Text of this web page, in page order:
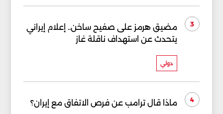
3
مضيق هرمز على صفيح ساخن.. إعلام إيراني
يتحدث عن استهداف ناقلة غاز
دولي
4 ماذا قال ترامب عن فرص الاتفاق مع إيران؟